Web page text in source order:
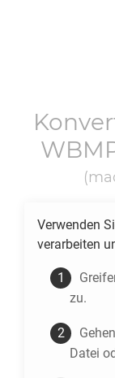
Verwenden
verarbeiten
zu.
Datei